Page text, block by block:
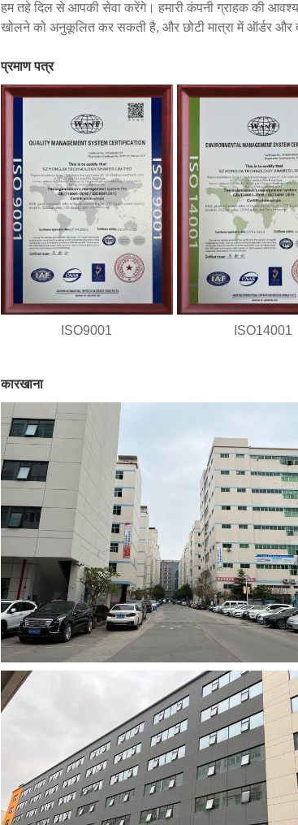
हम तहे दिल से आपकी सेवा करेंगे। हमारी कंपनी ग्राहक की
खोलने को अनुकूलित कर सकती है, और छोटी मात्रा में ऑर्डर और
प्रमाण पत्र
ISO9001 ISO14001
कारखाना